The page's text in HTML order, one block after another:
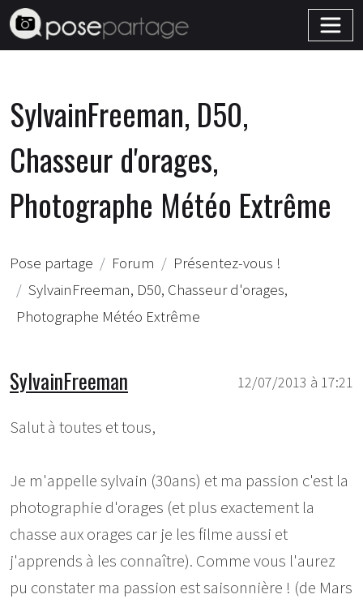
SylvainFreeman, D50,
Chasseur d'orages,
Photographe Météo Extrême
Pose partage Forum
Présentez-vous !
SylvainFreeman, D50, Chasseur d'orages,
Photographe Météo Extrême
12/07/2013 à 17:21
SylvainFreeman
Salut à toutes et tous,
Je m'appelle sylvain (30ans) et ma passion c'est la
photographie d'orages (et plus exactement la
chasse aux orages car je les filme aussi et
j'apprends à les connaître). Comme vous l'aurez
pu constater ma passion est saisonnière ! (de Mars